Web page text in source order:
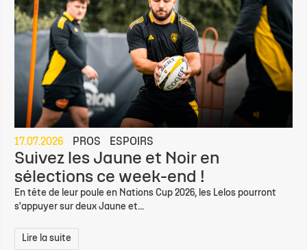
17.07.2026 PROS ESPOIRS
Suivez les Jaune et Noir en
sélections ce week-end !
En tête de leur poule en Nations Cup 2026, les Lelos pourront
s'appuyer sur deux Jaune et...
Lire la suite